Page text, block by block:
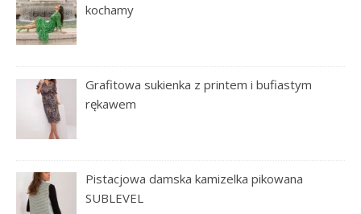
kochamy
Grafitowa sukienka z printem i bufiastym
rękawem
Pistacjowa damska kamizelka pikowana
SUBLEVEL